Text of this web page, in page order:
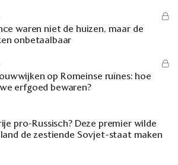
waren niet de huizen, maar de
onbetaalbaar
op Romeinse ruïnes: hoe
erfgoed bewaren?
pro-Russisch? Deze premier wilde
de zestiende Sovjet-staat maken